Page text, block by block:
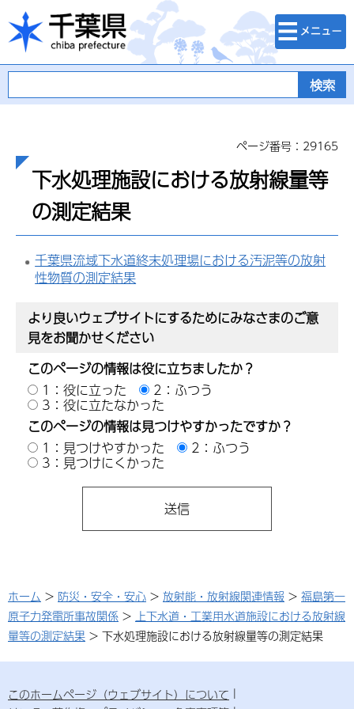
千葉県
検索・メニュ
ー
ページ番号：29165
下水処理施設における放射線量等
の測定結果
千葉県流域下水道終末処理場における汚泥等の放射
性物質の測定結果
より良いウェブサイトにするためにみなさまのご意
見をお聞かせください
このページの情報は役に立ちましたか？
1：役に立った
2：ふつう
3：役に立たなかった
このページの情報は見つけやすかったですか？
1：見つけやすかった
2：ふつう
3：見つけにくかった
ホーム > 防災・安全・安心 > 放射能・放射線関連情報 > 福島第一
原子力発電所事故関係 > 上下水道・工業用水道施設における放射線
量等の測定結果 > 下水処理施設における放射線量等の測定結果
このホームページ（ウェブサイト）について